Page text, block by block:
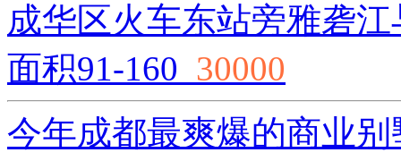
成华区火车东站旁雅砻
面积91-160 30000
今年成都最爽爆的商业